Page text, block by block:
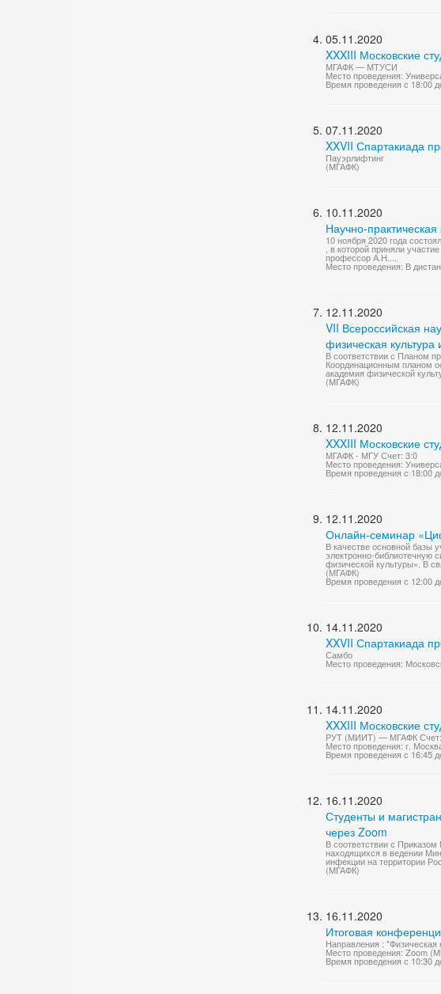
05.11.2020
XXXIII Московские
МГАФК — МТУСИ
Место проведения:
Время проведения с 18:00
07.11.2020
XXVII Спартакиада
Пауэрлифтинг
(МГАФК)
10.11.2020
Научно-
10 ноября 2020 года
, в которой приняли
профессор А.Н....
Место проведения: В
12.11.2020
VII Всероссийская
физическая
В соответствии с Планом
Координационным планом
академия физической
(МГАФК)
12.11.2020
XXXIII Московские
МГАФК - МГУ Счет: 3:0
Место проведения:
Время проведения с 18:00
12.11.2020
Онлайн-семинар
В качестве основной базы
электронно-библиотечную
физической культуры». В
(МГАФК)
Время проведения с 12:00
14.11.2020
XXVII Спартакиада
Самбо
Место проведения:
14.11.2020
XXXIII Московские
РУТ (МИИТ) — МГАФК
Место проведения: г.
Время проведения с 16:45
16.11.2020
Студенты и
через Zoom
В соответствии с
находящихся в ведении
инфекции на территории
(МГАФК)
16.11.2020
Итоговая
Направления : "Физическая
Место проведения: Zoom
Время проведения с 10:30